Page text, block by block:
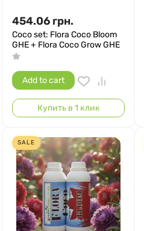
454.06 грн.
Coco set: Flora Coco Bloom
GHE + Flora Coco Grow GHE
Add to cart
Купить в 1 клик
SALE